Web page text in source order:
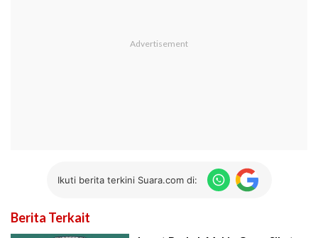
Ikuti berita terkini Suara.com di:
Berita Terkait